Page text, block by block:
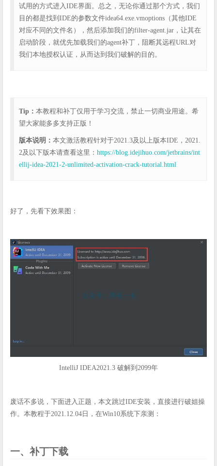
试用的方式进入IDE界面。总之，无论你通过那个方式，我们
目的都是找到IDE的参数文件idea64.exe.vmoptions（其他IDE
对应不同的文件名），然后添加我们的filter-agent.jar，让其在
启动阶段，就优先加载我们的agent补丁，阻断其远程URL对
我们本地授权认证，从而达到我们破解的目的。
Tip： 本教程和补丁仅用于学习交流，禁止一切商业用途。希
望大家能多多支持正版！
版本说明： 本文激活教程针对于2021.3及以上版本IDE，2021.
2及以下版本请查看这里： https://blog.idejihuo.com/jetbrains/int
ellij-idea-2021-2-unlimited-activation-crack-tutorial.html
好了，先看下效果图：
IntelliJ IDEA2021.3 破解到2099年
废话不多说，下面进入正题，本文跳过IDE安装，直接进行破姐操
作。本教程于2021.12.04日，在Win10系统下亲测：
一、补丁下载